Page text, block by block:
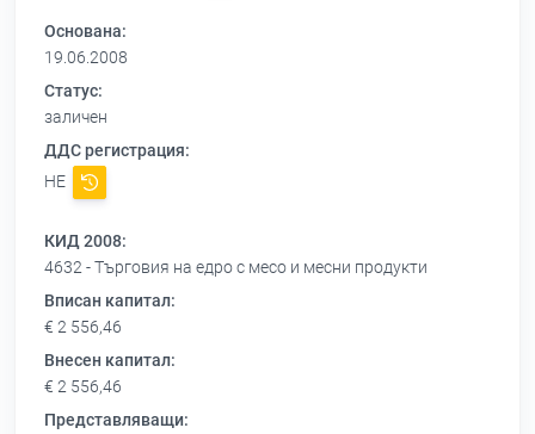
Основана:
19.06.2008
Статус:
заличен
ДДС регистрация:
НЕ
КИД 2008:
4632 - Търговия на едро с месо и месни продукти
Вписан капитал:
€ 2 556,46
Внесен капитал:
€ 2 556,46
Представляващи: